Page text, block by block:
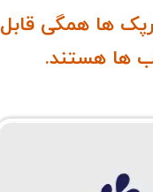
ها همگی قابل
ها هستند.